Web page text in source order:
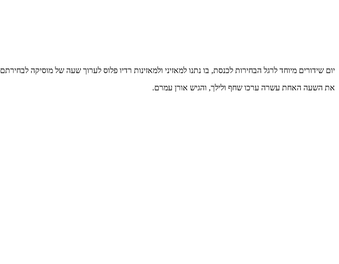
יום שידורים מיוחד לרגל הבחירות לכנסת, בו נתנו למאזיני ולמאזינות רדיו פלוס לערוך שעה של מוסיקה
את השעה האחת עשרה ערכו שחף ולילך, והגיש אורן עמרם.